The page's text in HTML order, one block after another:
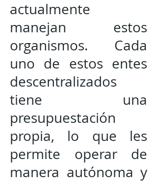
actualmente
manejan estos
organismos. Cada
uno de estos entes
descentralizados
tiene una
presupuestación
propia, lo que les
permite operar de
manera autónoma y